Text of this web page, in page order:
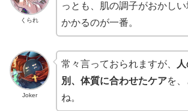
くられ
っとも、肌の調子がおかし
かかるのが一番。
Joker
常々言っておられますが、
別、体質に合わせたケアを、
ね。